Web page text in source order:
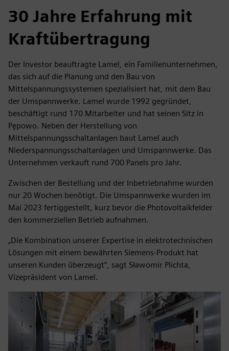
30 Jahre Erfahrung mit
Kraftübertragung
Der Investor beauftragte Lamel, ein Familienunternehmen,
das sich auf die Planung und den Bau von
Mittelspannungssystemen spezialisiert hat, mit dem Bau
der Umspannwerke. Lamel wurde 1992 gegründet,
beschäftigt rund 170 Mitarbeiter und hat seinen Sitz in
Pępowo. Neben der Herstellung von
Mittelspannungsschaltanlagen baut Lamel auch
Niederspannungsschaltanlagen und Umspannwerke. Das
Unternehmen verkauft rund 700 Panels pro Jahr.
Zwischen der Bestellung und der Inbetriebnahme wurden
nur 20 Wochen benötigt. Die Umspannwerke wurden im
Mai 2023 fertiggestellt, kurz bevor die Photovoltaikfelder
den kommerziellen Betrieb aufnahmen.
„Die Kombination unserer Expertise in elektrotechnischen
Lösungen mit einem bewährten Siemens-Produkt hat
unseren Kunden überzeugt“, sagt Sławomir Plichta,
Vizepräsident von Lamel.